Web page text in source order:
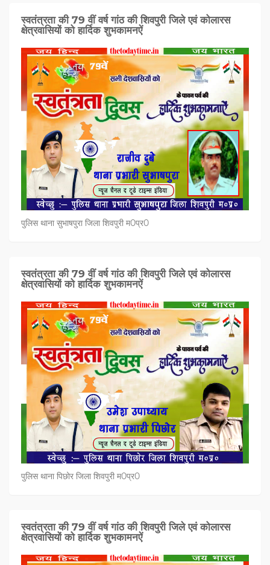
स्वतंत्रता की 79 वीं वर्ष गांठ की शिवपुरी जिले एवं कोलारस
क्षेत्रवासियों को हार्दिक शुभकामनऐं
पुलिस थाना सुभाषपुरा जिला शिवपुरी म0प्र0
स्वतंत्रता की 79 वीं वर्ष गांठ की शिवपुरी जिले एवं कोलारस
क्षेत्रवासियों को हार्दिक शुभकामनऐं
पुलिस थाना पिछोर जिला शिवपुरी म0प्र0
स्वतंत्रता की 79 वीं वर्ष गांठ की शिवपुरी जिले एवं कोलारस
क्षेत्रवासियों को हार्दिक शुभकामनऐं